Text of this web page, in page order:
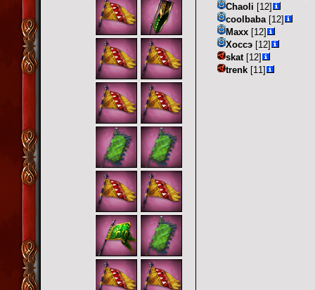
Chaoli [12]
coolbaba [12]
Maxx [12]
Хоссэ [12]
skat [12]
trenk [11]